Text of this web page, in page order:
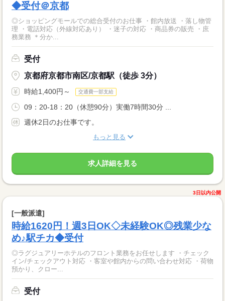
◆受付＠京都
◎ショッピングモールでの総合受付のお仕事 ・館内放送 ・落し物管
理 ・電話対応（外線対応あり） ・迷子の対応 ・商品券の販売 ・庶
務業務 ＊分か...
受付
京都府京都市南区/京都駅（徒歩 3分）
時給1,400円～ 交通費一部支給
09：20-18：20（休憩90分）実働7時間30分 ...
週休2日のお仕事です。
もっと見る
求人詳細を見る
3日以内公開
[一般派遣]
時給1620円！週3日OK◇未経験OK◎残業少な
め♪駅チカ◆受付
◎ラグジュアリーホテルのフロント業務をお任せします ・チェック
イン/チェックアウト対応 ・客室や館内からの問い合わせ対応 ・荷物
預かり、クロー...
受付